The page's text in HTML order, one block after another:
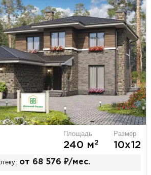
Площадь
240 м2
Размер
10х12
от 68 576 ₽/мес.